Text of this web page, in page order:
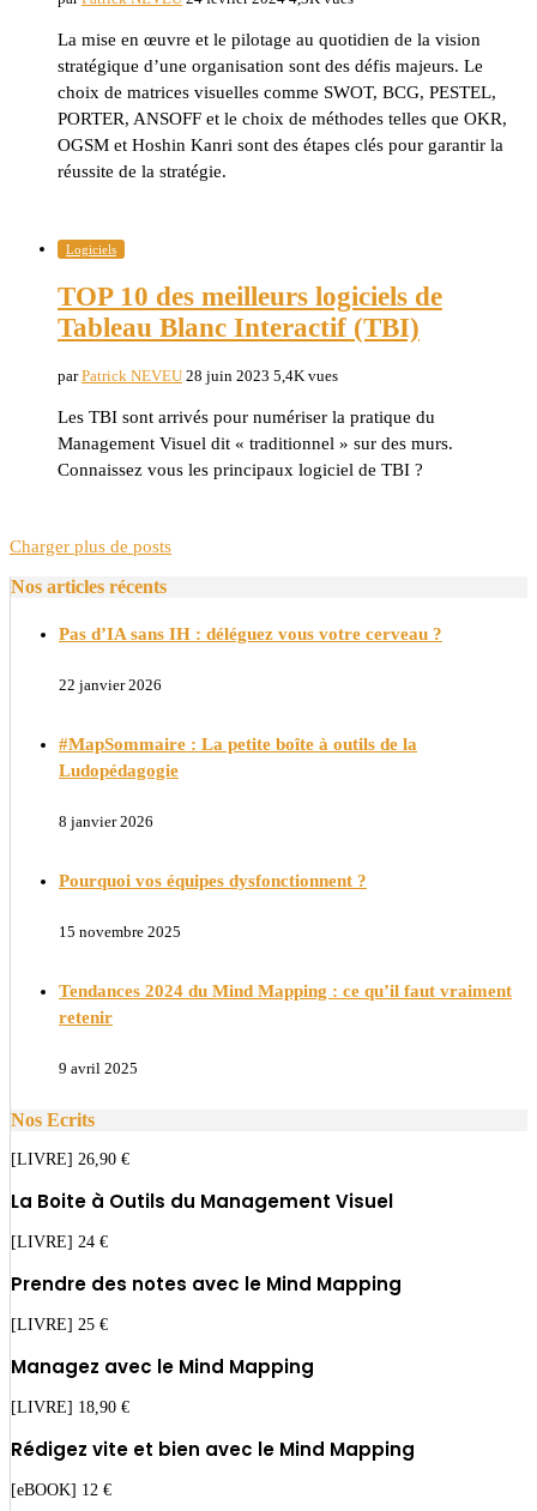
La mise en œuvre et le pilotage au quotidien de la vision
stratégique d’une organisation sont des défis majeurs. Le
choix de matrices visuelles comme SWOT, BCG, PESTEL,
PORTER, ANSOFF et le choix de méthodes telles que OKR,
OGSM et Hoshin Kanri sont des étapes clés pour garantir la
réussite de la stratégie.
Logiciels
TOP 10 des meilleurs logiciels de
Tableau Blanc Interactif (TBI)
parPatrick NEVEU 28 juin 2023 5,4K vues
Les TBI sont arrivés pour numériser la pratique du
Management Visuel dit « traditionnel » sur des murs.
Connaissez vous les principaux logiciel de TBI ?
Charger plus de posts
Nos articles récents
Pas d’IA sans IH : déléguez vous votre cerveau ?
22 janvier 2026
#MapSommaire : La petite boîte à outils de la
Ludopédagogie
8 janvier 2026
Pourquoi vos équipes dysfonctionnent ?
15 novembre 2025
Tendances 2024 du Mind Mapping : ce qu’il faut vraiment
retenir
9 avril 2025
Nos Ecrits
[LIVRE] 26,90 €
La Boite à Outils du Management Visuel
[LIVRE] 24 €
Prendre des notes avec le Mind Mapping
[LIVRE] 25 €
Managez avec le Mind Mapping
[LIVRE] 18,90 €
Rédigez vite et bien avec le Mind Mapping
[eBOOK] 12 €